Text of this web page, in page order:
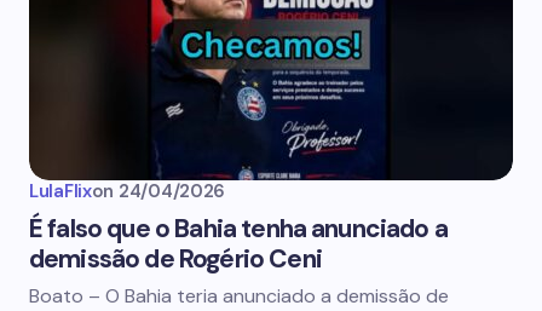
LulaFlixon 24/04/2026
É falso que o Bahia tenha anunciado a
demissão de Rogério Ceni
Boato – O Bahia teria anunciado a demissão de